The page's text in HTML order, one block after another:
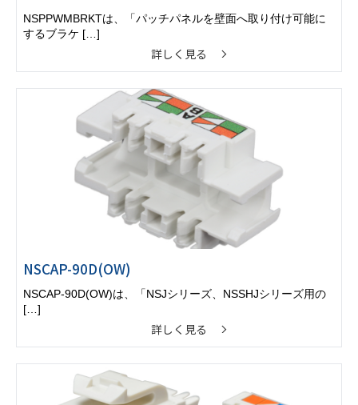
NSPPWMBRKTは、「パッチパネルを壁面へ取り付け可能に
するブラケ […]
詳しく見る
NSCAP-90D(OW)
NSCAP-90D(OW)は、「NSJシリーズ、NSSHJシリーズ用の
[…]
詳しく見る